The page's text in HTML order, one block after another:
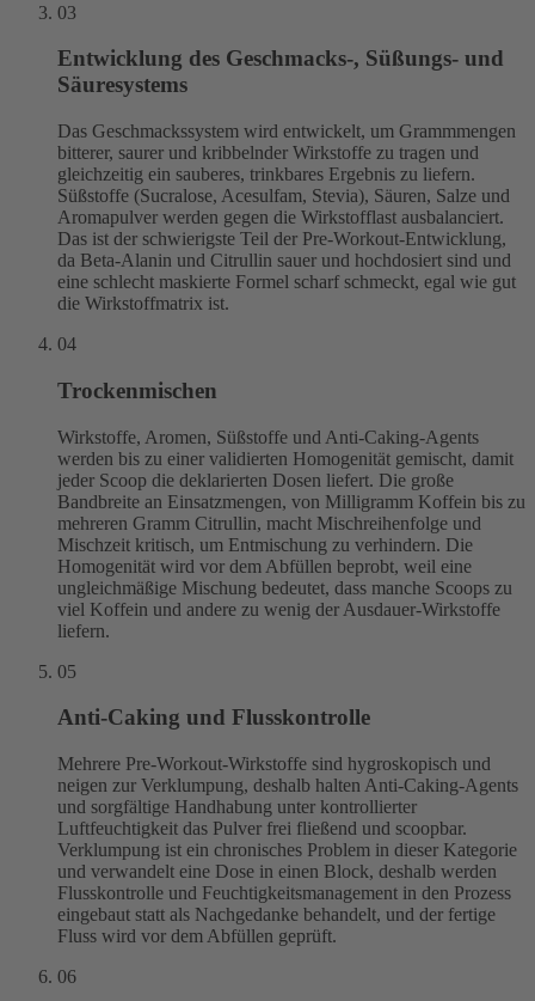
03
Entwicklung des Geschmacks-, Süßungs- und
Säuresystems
Das Geschmackssystem wird entwickelt, um Grammmengen
bitterer, saurer und kribbelnder Wirkstoffe zu tragen und
gleichzeitig ein sauberes, trinkbares Ergebnis zu liefern.
Süßstoffe (Sucralose, Acesulfam, Stevia), Säuren, Salze und
Aromapulver werden gegen die Wirkstofflast ausbalanciert.
Das ist der schwierigste Teil der Pre-Workout-Entwicklung,
da Beta-Alanin und Citrullin sauer und hochdosiert sind und
eine schlecht maskierte Formel scharf schmeckt, egal wie gut
die Wirkstoffmatrix ist.
04
Trockenmischen
Wirkstoffe, Aromen, Süßstoffe und Anti-Caking-Agents
werden bis zu einer validierten Homogenität gemischt, damit
jeder Scoop die deklarierten Dosen liefert. Die große
Bandbreite an Einsatzmengen, von Milligramm Koffein bis zu
mehreren Gramm Citrullin, macht Mischreihenfolge und
Mischzeit kritisch, um Entmischung zu verhindern. Die
Homogenität wird vor dem Abfüllen beprobt, weil eine
ungleichmäßige Mischung bedeutet, dass manche Scoops zu
viel Koffein und andere zu wenig der Ausdauer-Wirkstoffe
liefern.
05
Anti-Caking und Flusskontrolle
Mehrere Pre-Workout-Wirkstoffe sind hygroskopisch und
neigen zur Verklumpung, deshalb halten Anti-Caking-Agents
und sorgfältige Handhabung unter kontrollierter
Luftfeuchtigkeit das Pulver frei fließend und scoopbar.
Verklumpung ist ein chronisches Problem in dieser Kategorie
und verwandelt eine Dose in einen Block, deshalb werden
Flusskontrolle und Feuchtigkeitsmanagement in den Prozess
eingebaut statt als Nachgedanke behandelt, und der fertige
Fluss wird vor dem Abfüllen geprüft.
06